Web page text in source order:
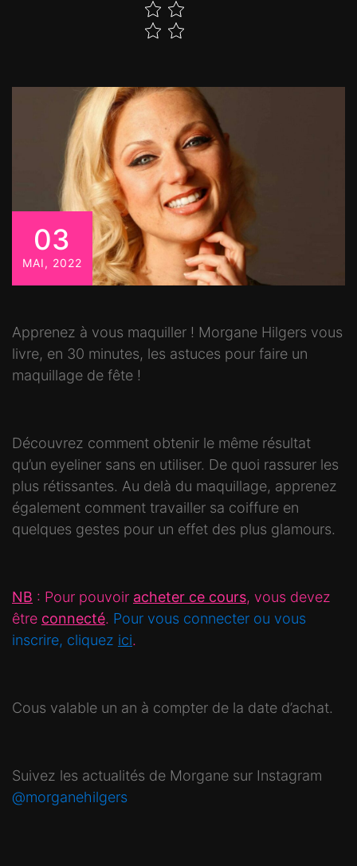
03
MAI, 2022
Apprenez à vous maquiller ! Morgane Hilgers vous
livre, en 30 minutes, les astuces pour faire un
maquillage de fête !
Découvrez comment obtenir le même résultat
qu’un eyeliner sans en utiliser. De quoi rassurer les
plus rétissantes. Au delà du maquillage, apprenez
également comment travailler sa coiffure en
quelques gestes pour un effet des plus glamours.
NB : Pour pouvoir acheter ce cours, vous devez
être connecté. Pour vous connecter ou vous
inscrire, cliquez ici.
Cous valable un an à compter de la date d’achat.
Suivez les actualités de Morgane sur Instagram
@morganehilgers